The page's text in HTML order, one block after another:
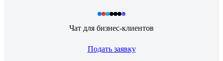
Чат для бизнес-клиентов
Подать заявку